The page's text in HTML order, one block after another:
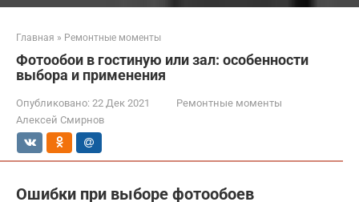
Главная » Ремонтные моменты
Фотообои в гостиную или зал: особенности
выбора и применения
Опубликовано: 22 Дек 2021
Ремонтные моменты
Алексей Смирнов
Ошибки при выборе фотообоев